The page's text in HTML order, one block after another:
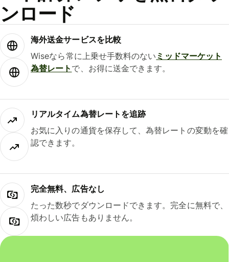
ンロード
海外送金サービスを比較
Wiseなら常に上乗せ手数料のない ミッドマーケット
為替レート で、お得に送金できます。
リアルタイム為替レートを追跡
お気に入りの通貨を保存して、為替レートの変動を確
認できます。
完全無料、広告なし
たった数秒でダウンロードできます。完全に無料で、
煩わしい広告もありません。